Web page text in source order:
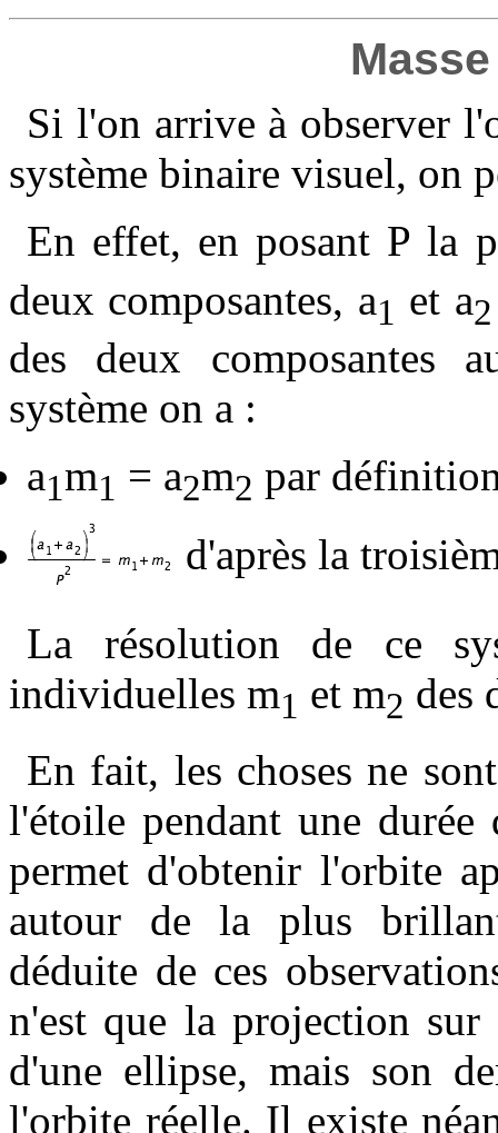
Si l'on arrive à observer
système binaire visuel, on
En effet, en posant P la
deux composantes, a1 et a2
des deux composantes
système on a :
a1m1 = a2m2 par
d'après la
La résolution de ce
individuelles m1 et m2 des
En fait, les choses ne
l'étoile pendant une durée
permet d'obtenir l'orbite
autour de la plus
déduite de ces
n'est que la projection
d'une ellipse, mais son
l'orbite réelle. Il existe